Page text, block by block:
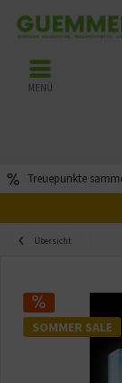
Treuepunkte
MENÜ
Übersicht
SOMMER SALE